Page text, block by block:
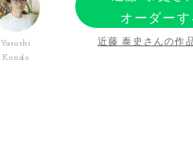
Yasushi
Kondo
オーダーす
近藤 泰史さんの作